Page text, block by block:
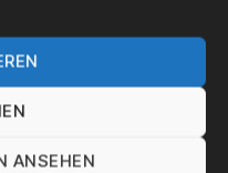
ANSEHEN